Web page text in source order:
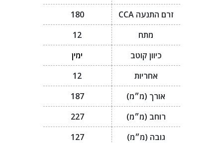
זרם התנעה CCA
180
מתח
12
כיוון קוטב
ימין
אחריות
12
אורך (מ״מ)
187
רוחב (מ״מ)
227
גובה (מ״מ)
127